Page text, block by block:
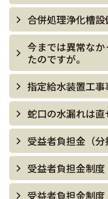
合併処理浄化槽
今までは異常な
たのですが。
指定給水装置工事
蛇口の水漏れは直
受益者負担金（分
受益者負担金制度
受益者負担金制度